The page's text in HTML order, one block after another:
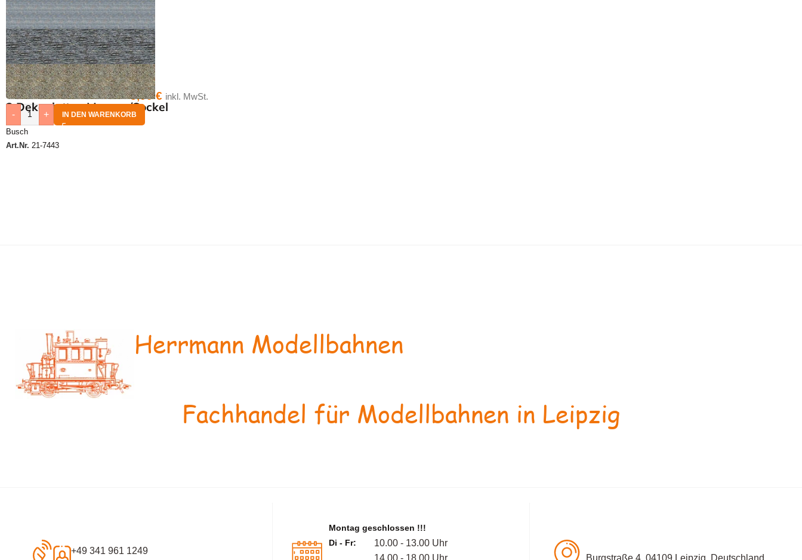
2 Dekoplatten Mauern/Sockel
Busch
Art.Nr. 21-7443
3,00€ inkl. MwSt.
-
+ IN DEN WARENKORB
Herrmann Modellbahnen
Fachhandel für Modellbahnen in Leipzig
+49 341 961 1249
Montag geschlossen !!!
Di - Fr:
10.00 - 13.00 Uhr
14.00 - 18.00 Uhr
Burgstraße 4, 04109 Leipzig, Deutschland